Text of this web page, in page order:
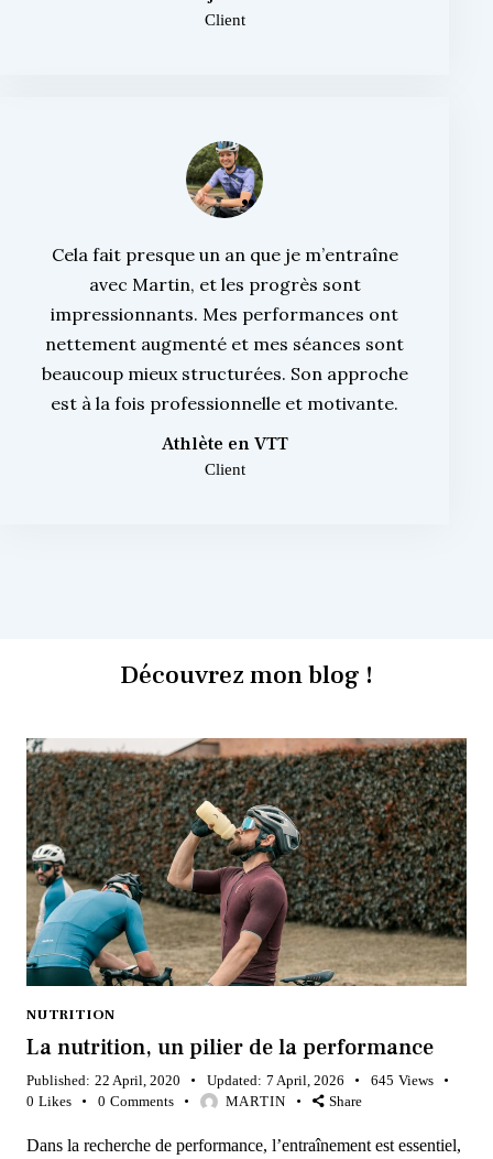
Client
Cela fait presque un an que je m’entraîne
avec Martin, et les progrès sont
impressionnants. Mes performances ont
nettement augmenté et mes séances sont
beaucoup mieux structurées. Son approche
est à la fois professionnelle et motivante.
Athlète en VTT
Client
Découvrez mon blog !
NUTRITION
La nutrition, un pilier de la performance
Published: 22 April, 2020 Updated: 7 April, 2026 645 Views
0 Likes 0 Comments MARTIN Share
Dans la recherche de performance, l’entraînement est essentiel,